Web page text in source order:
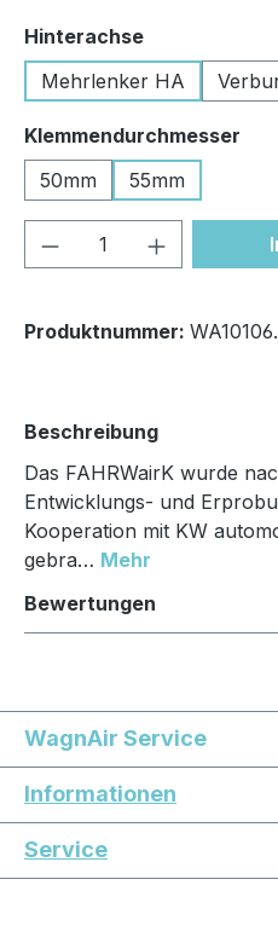
Hinterachseauswählen
Mehrlenker HA
Klemmendurchmesser
50mm
55mm
Produkt Anzahl:
Produktnummer:
Beschreibung
Das FAHRWairK wurde
Entwicklungs- und
Kooperation mit KW
gebra… Mehr
Bewertungen
WagnAir Service
Informationen
Service